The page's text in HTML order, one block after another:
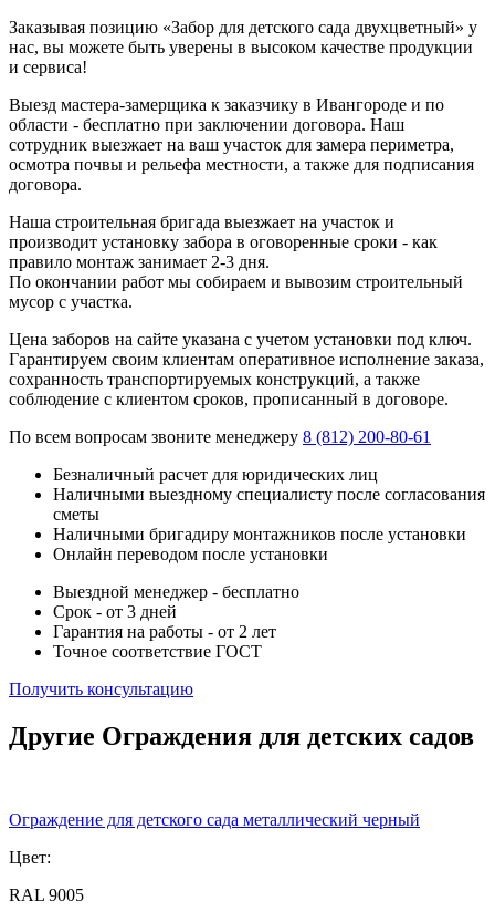
Заказывая позицию «Забор для детского сада двухцветный» у
нас, вы можете быть уверены в высоком качестве продукции
и сервиса!
Выезд мастера-замерщика к заказчику в Ивангороде и по
области - бесплатно при заключении договора. Наш
сотрудник выезжает на ваш участок для замера периметра,
осмотра почвы и рельефа местности, а также для подписания
договора.
Наша строительная бригада выезжает на участок и
производит установку забора в оговоренные сроки - как
правило монтаж занимает 2-3 дня.
По окончании работ мы собираем и вывозим строительный
мусор с участка.
Цена заборов на сайте указана с учетом установки под ключ.
Гарантируем своим клиентам оперативное исполнение заказа,
сохранность транспортируемых конструкций, а также
соблюдение с клиентом сроков, прописанный в договоре.
По всем вопросам звоните менеджеру 8 (812) 200-80-61
Безналичный расчет для юридических лиц
Наличными выездному специалисту после согласования
сметы
Наличными бригадиру монтажников после установки
Онлайн переводом после установки
Выездной менеджер - бесплатно
Срок - от 3 дней
Гарантия на работы - от 2 лет
Точное соответствие ГОСТ
Получить консультацию
Другие Ограждения для детских садов
Ограждение для детского сада металлический черный
Цвет:
RAL 9005